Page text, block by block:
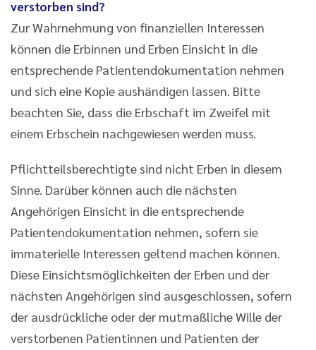
verstorben sind?
Zur Wahrnehmung von finanziellen Interessen
können die Erbinnen und Erben Einsicht in die
entsprechende Patientendokumentation nehmen
und sich eine Kopie aushändigen lassen. Bitte
beachten Sie, dass die Erbschaft im Zweifel mit
einem Erbschein nachgewiesen werden muss.
Pflichtteilsberechtigte sind nicht Erben in diesem
Sinne. Darüber können auch die nächsten
Angehörigen Einsicht in die entsprechende
Patientendokumentation nehmen, sofern sie
immaterielle Interessen geltend machen können.
Diese Einsichtsmöglichkeiten der Erben und der
nächsten Angehörigen sind ausgeschlossen, sofern
der ausdrückliche oder der mutmaßliche Wille der
verstorbenen Patientinnen und Patienten der